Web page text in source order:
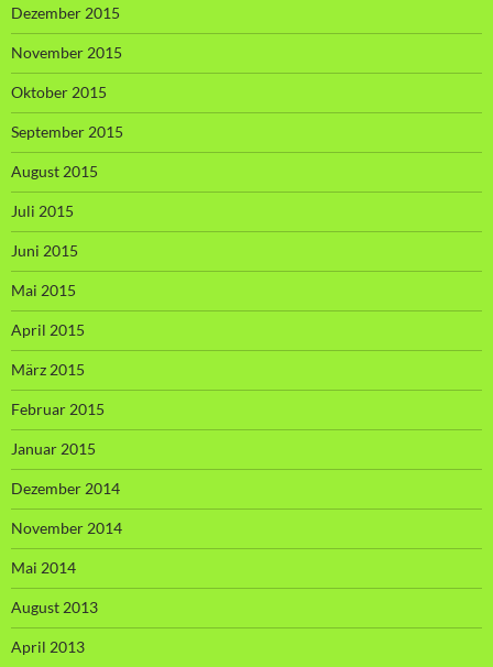
Dezember 2015
November 2015
Oktober 2015
September 2015
August 2015
Juli 2015
Juni 2015
Mai 2015
April 2015
März 2015
Februar 2015
Januar 2015
Dezember 2014
November 2014
Mai 2014
August 2013
April 2013